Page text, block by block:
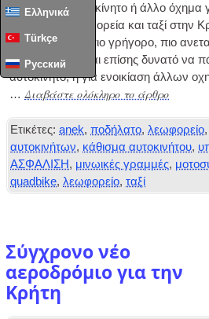
Ελληνικά
Türkçe
Русский
χρειαστείτε αυτοκίνητο ή άλλο όχημα
Υπάρχουν λεωφορεία και ταξί στην
όχημα θα είναι πιο γρήγορο, πιο
από τα ταξί. Είναι επίσης δυνατό να
αυτοκίνητο, ή για ενοικίαση άλλων
… Διαβάστε ολόκληρο το άρθρο
Ετικέτες: anek,ποδήλατο,λεωφορείο
αυτοκινήτων, κάθισμα αυτοκινήτου,
ΑΣΦΑΛΙΣΗ, μινωικές γραμμές,
quadbike,λεωφορείο,ταξί
Σύγχρονο νέο
αεροδρόμιο για την
Κρήτη